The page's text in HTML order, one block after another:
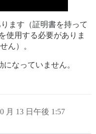
ます（証明書を持って
使用する必要がありま
ん）。
なっていません。
月 13 日午後 1:57